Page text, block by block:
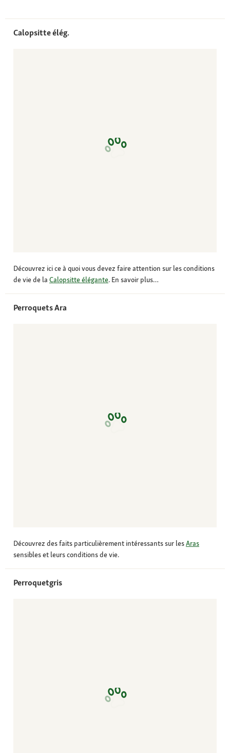
Calopsitte élég.
Découvrez ici ce à quoi vous devez faire attention sur les conditions
de vie de la Calopsitte élégante. En savoir plus…
Perroquets Ara
Découvrez des faits particulièrement intéressants sur lesAras
sensibles et leurs conditions de vie.
Perroquetgris